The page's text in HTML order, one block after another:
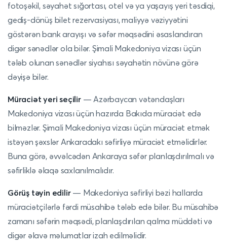
fotoşəkil, səyahət sığortası, otel və ya yaşayış yeri təsdiqi,
gediş-dönüş bilet rezervasiyası, maliyyə vəziyyətini
göstərən bank arayışı və səfər məqsədini əsaslandıran
digər sənədlər ola bilər. Şimali Makedoniya vizası üçün
tələb olunan sənədlər siyahısı səyahətin növünə görə
dəyişə bilər.
Müraciət yeri seçilir— Azərbaycan vətəndaşları
Makedoniya vizası üçün hazırda Bakıda müraciət edə
bilməzlər. Şimali Makedoniya vizası üçün müraciət etmək
istəyən şəxslər Ankaradakı səfirliyə müraciət etməlidirlər.
Buna görə, əvvəlcədən Ankaraya səfər planlaşdırılmalı və
səfirliklə əlaqə saxlanılmalıdır.
Görüş təyin edilir— Makedoniya səfirliyi bəzi hallarda
müraciətçilərlə fərdi müsahibə tələb edə bilər. Bu müsahibə
zamanı səfərin məqsədi, planlaşdırılan qalma müddəti və
digər əlavə məlumatlar izah edilməlidir.